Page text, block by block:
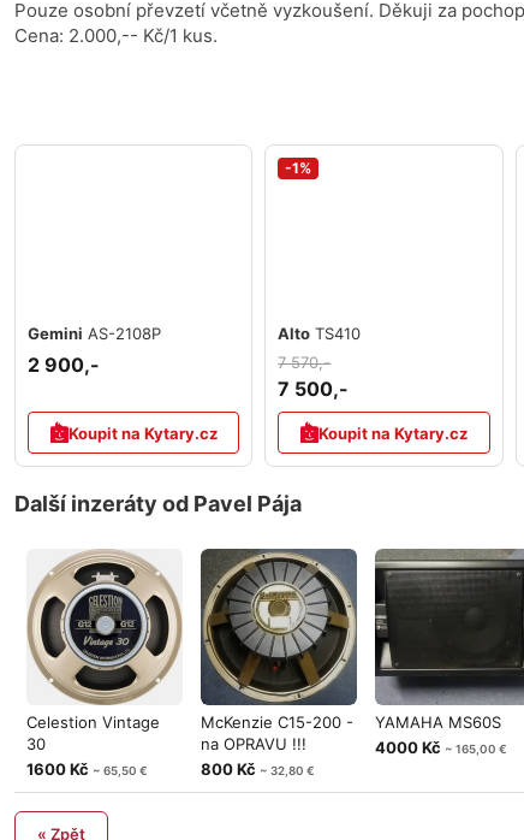
Pouze osobní převzetí včetně vyzkoušení. Děkuji za
Cena: 2.000,-- Kč/1 kus.
Gemini AS-2108P
2 900,-
Koupit na Kytary.cz
-1%
Alto TS410
7 570,-
7 500,-
Koupit na Kytary.cz
Další inzeráty od Pavel Pája
Celestion Vintage
30
1600 Kč ~ 65,50 €
McKenzie C15-200 -
na OPRAVU !!!
800 Kč ~ 32,80 €
YAMAHA MS60S
4000 Kč ~ 165,00 €
« Zpět